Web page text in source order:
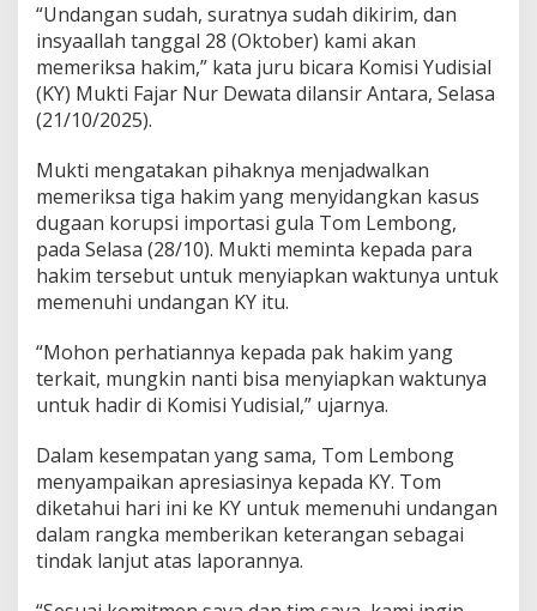
a
n
g
S
n
g
k
a
n
T
o
L
e
m
b
n
g
“Undangan sudah, suratnya sudah dikirim, dan
insyaallah tanggal 28 (Oktober) kami akan
memeriksa hakim,” kata juru bicara Komisi Yudisial
(KY) Mukti Fajar Nur Dewata dilansir Antara, Selasa
(21/10/2025).
Mukti mengatakan pihaknya menjadwalkan
memeriksa tiga hakim yang menyidangkan kasus
dugaan korupsi importasi gula Tom Lembong,
pada Selasa (28/10). Mukti meminta kepada para
hakim tersebut untuk menyiapkan waktunya untuk
memenuhi undangan KY itu.
“Mohon perhatiannya kepada pak hakim yang
terkait, mungkin nanti bisa menyiapkan waktunya
untuk hadir di Komisi Yudisial,” ujarnya.
Dalam kesempatan yang sama, Tom Lembong
menyampaikan apresiasinya kepada KY. Tom
diketahui hari ini ke KY untuk memenuhi undangan
dalam rangka memberikan keterangan sebagai
tindak lanjut atas laporannya.